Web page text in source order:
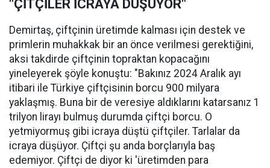
"ÇİTÇİLER İCRAYA DÜŞÜYOR"
Demirtaş, çiftçinin üretimde kalması için destek ve
primlerin muhakkak bir an önce verilmesi gerektiğini,
aksi takdirde çiftçinin topraktan kopacağını
yineleyerek şöyle konuştu: "Bakınız 2024 Aralık ayı
itibari ile Türkiye çiftçisinin borcu 900 milyara
yaklaşmış. Buna bir de veresiye aldıklarını katarsanız 1
trilyon lirayı bulmuş durumda çiftçi borcu. O
yetmiyormuş gibi icraya düştü çiftçiler. Tarlalar da
icraya düşüyor. Çiftçi şu anda borçlarıyla baş
edemiyor. Çiftçi de diyor ki 'üretimden para